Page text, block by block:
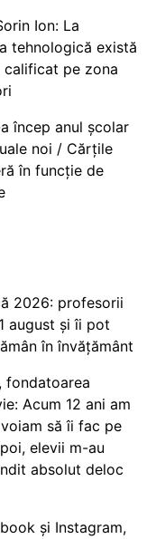
Ion: La
tehnologică există
pe zona
încep anul școlar
noi / Cărțile
în funcție de
2026: profesorii
august și îi pot
în învățământ
fondatoarea
Acum 12 ani am
să îi fac pe
elevii m-au
absolut deloc
și Instagram,